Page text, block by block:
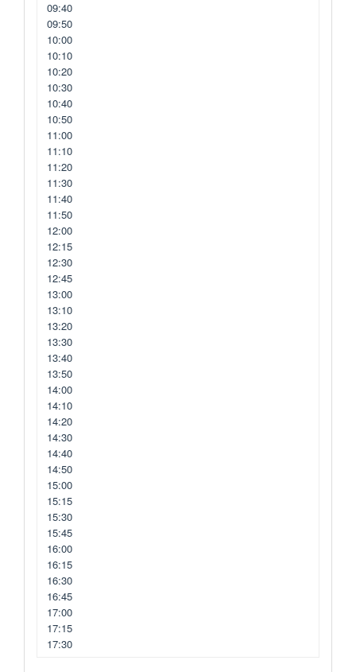
09:40
09:50
10:00
10:10
10:20
10:30
10:40
10:50
11:00
11:10
11:20
11:30
11:40
11:50
12:00
12:15
12:30
12:45
13:00
13:10
13:20
13:30
13:40
13:50
14:00
14:10
14:20
14:30
14:40
14:50
15:00
15:15
15:30
15:45
16:00
16:15
16:30
16:45
17:00
17:15
17:30